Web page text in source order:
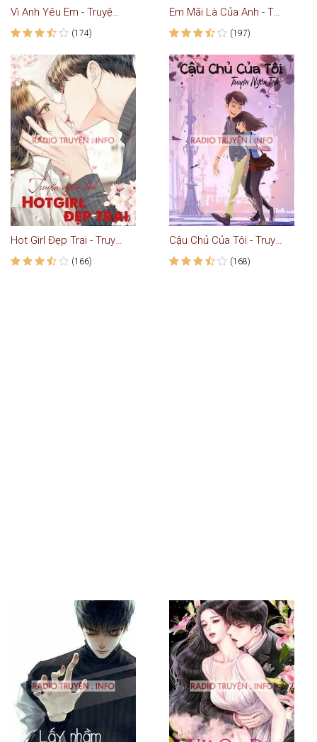
Vì Anh Yêu Em - Truyện Ngôn Tình
(174)
Em Mãi Là Của Anh - Truyện Teen
(197)
Hot Girl Đẹp Trai - Truyện Ngôn Tình
(166)
Cậu Chủ Của Tôi - Truyện Ngôn Tình
(168)